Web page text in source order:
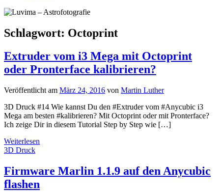
Schlagwort: Octoprint
Extruder vom i3 Mega mit Octoprint
oder Pronterface kalibrieren?
Veröffentlicht am März 24, 2016 von Martin Luther
3D Druck #14 Wie kannst Du den #Extruder vom #Anycubic i3
Mega am besten #kalibrieren? Mit Octoprint oder mit Pronterface?
Ich zeige Dir in diesem Tutorial Step by Step wie […]
Weiterlesen
3D Druck
Firmware Marlin 1.1.9 auf den Anycubic
flashen